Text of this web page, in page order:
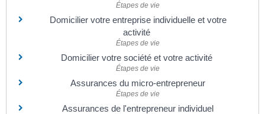
Étapes de vie
Domicilier votre entreprise individuelle et votre
activité
Étapes de vie
Domicilier votre société et votre activité
Étapes de vie
Assurances du micro-entrepreneur
Étapes de vie
Assurances de l'entrepreneur individuel